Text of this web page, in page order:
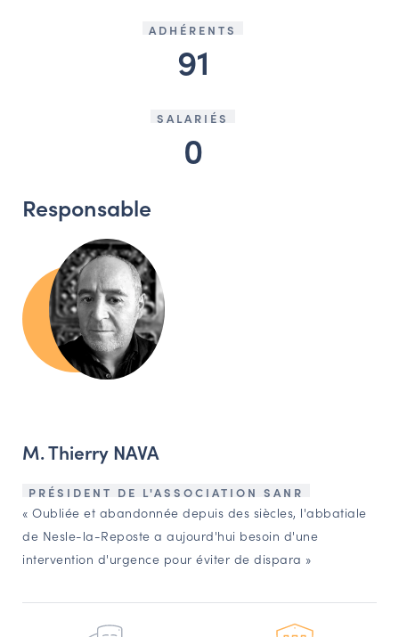
ADHÉRENTS
91
SALARIÉS
0
Responsable
M. Thierry NAVA
PRÉSIDENT DE L'ASSOCIATION SANR
« Oubliée et abandonnée depuis des siècles, l'abbatiale
de Nesle-la-Reposte a aujourd'hui besoin d'une
intervention d'urgence pour éviter de dispara »